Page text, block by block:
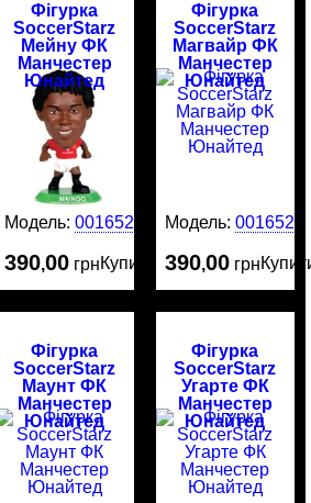
Фігурка
SoccerStarz
Мейну ФК
Манчестер
Юнайтед
Модель:0016528
390,00 грнКупити
Фігурка
SoccerStarz
Магвайр ФК
Манчестер
Юнайтед
Модель: 0016526
390,00 грн
Фігурка
SoccerStarz
Маунт ФК
Манчестер
Юнайтед
Фігурка
SoccerStarz
Угарте ФК
Манчестер
Юнайтед